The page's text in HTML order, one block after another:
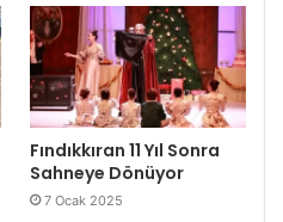
Fındıkkıran 11 Yıl Sonra
Sahneye Dönüyor
7 Ocak 2025